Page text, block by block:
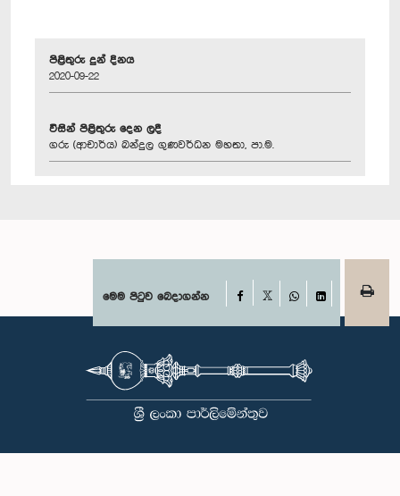
පිළිතුරු දුන් දිනය
2020-09-22
විසින් පිළිතුරු දෙන ලදී
ගරු (ආචාර්ය) බන්දුල ගුණවර්ධන මහතා, පා.ම.
මෙම පිටුව බෙදාගන්න Facebook
WhatsAppLinkedIn